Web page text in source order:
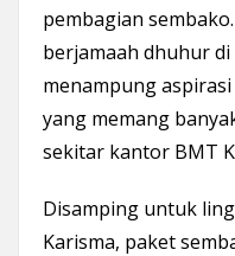
pembagian
berjamaah dhuhur
menampung
yang memang
sekitar kantor BMT
Disamping untuk
Karisma, paket